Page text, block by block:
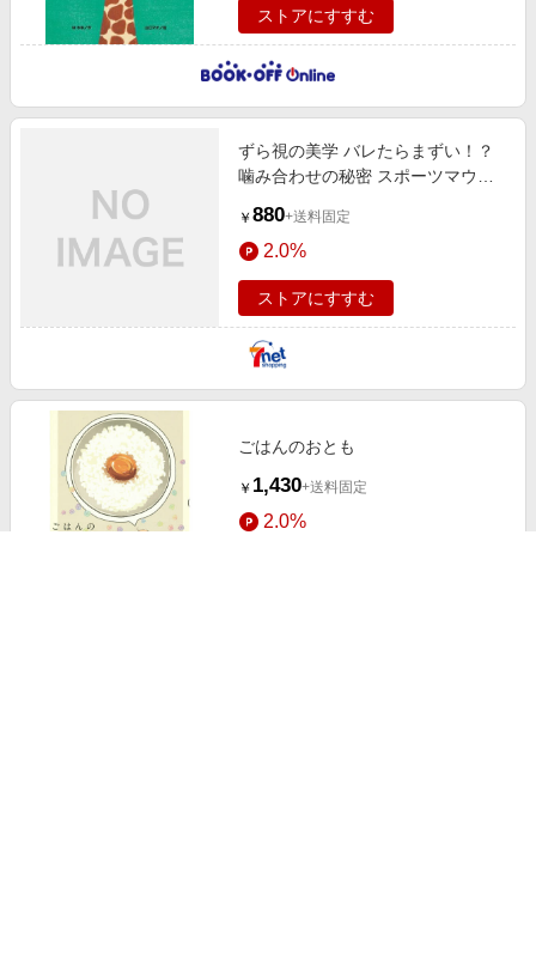
ストアにすすむ
ずら視の美学 バレたらまずい！？
噛み合わせの秘密 スポーツマウス
￥ 880+送料固定
2.0%
ストアにすすむ
ごはんのおとも
￥ 1,430+送料固定
2.0%